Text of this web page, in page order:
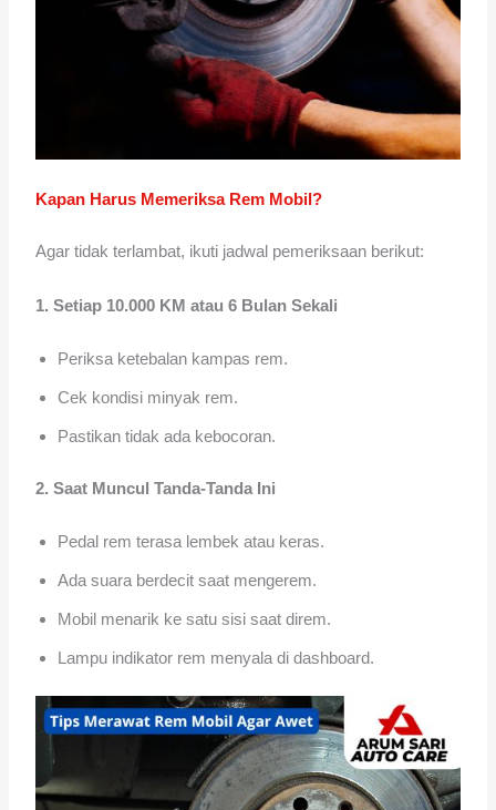
Kapan Harus Memeriksa Rem Mobil?
Agar tidak terlambat, ikuti jadwal pemeriksaan berikut:
1. Setiap 10.000 KM atau 6 Bulan Sekali
Periksa ketebalan kampas rem.
Cek kondisi minyak rem.
Pastikan tidak ada kebocoran.
2. Saat Muncul Tanda-Tanda Ini
Pedal rem terasa lembek atau keras.
Ada suara berdecit saat mengerem.
Mobil menarik ke satu sisi saat direm.
Lampu indikator rem menyala di dashboard.